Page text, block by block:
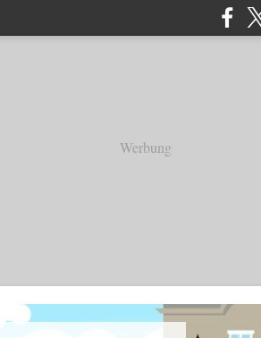
Werbung